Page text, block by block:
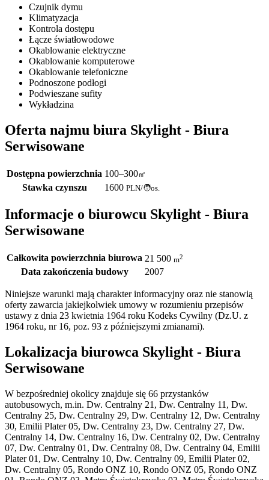
Czujnik dymu
Klimatyzacja
Kontrola dostępu
Łącze światłowodowe
Okablowanie elektryczne
Okablowanie komputerowe
Okablowanie telefoniczne
Podnoszone podłogi
Podwieszane sufity
Wykładzina
Oferta najmu biura Skylight - Biura
Serwisowane
Dostępna powierzchnia 100–300㎡
Stawka czynszu 1600 PLN/🧑os.
Informacje o biurowcu Skylight - Biura
Serwisowane
Całkowita powierzchnia biurowa 21 500 m2
Data zakończenia budowy 2007
Niniejsze warunki mają charakter informacyjny oraz nie stanowią
oferty zawarcia jakiejkolwiek umowy w rozumieniu przepisów
ustawy z dnia 23 kwietnia 1964 roku Kodeks Cywilny (Dz.U. z
1964 roku, nr 16, poz. 93 z późniejszymi zmianami).
Lokalizacja biurowca Skylight - Biura
Serwisowane
W bezpośredniej okolicy znajduje się 66 przystanków
autobusowych, m.in. Dw. Centralny 21, Dw. Centralny 11, Dw.
Centralny 25, Dw. Centralny 29, Dw. Centralny 12, Dw. Centralny
30, Emilii Plater 05, Dw. Centralny 23, Dw. Centralny 27, Dw.
Centralny 14, Dw. Centralny 16, Dw. Centralny 02, Dw. Centralny
07, Dw. Centralny 01, Dw. Centralny 08, Dw. Centralny 04, Emilii
Plater 01, Dw. Centralny 10, Dw. Centralny 09, Emilii Plater 02,
Dw. Centralny 05, Rondo ONZ 10, Rondo ONZ 05, Rondo ONZ